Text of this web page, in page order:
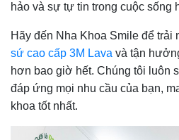
hảo và sự tự tin trong cuộc sống
Hãy đến Nha Khoa Smile để trải
sứ cao cấp 3M Lava và tận
hơn bao giờ hết. Chúng tôi luôn
đáp ứng mọi nhu cầu của bạn,
khoa tốt nhất.